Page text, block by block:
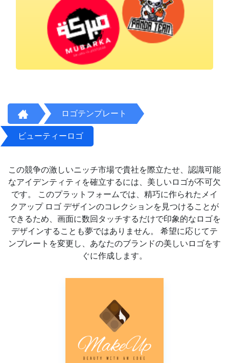
ロゴテンプレート
ビューティーロゴ
この競争の激しいニッチ市場で貴社を際立たせ、認識可能
なアイデンティティを確立するには、美しいロゴが不可欠
です。 このプラットフォームでは、精巧に作られたメイ
クアップ ロゴ デザインのコレクションを見つけることが
できるため、画面に数回タッチするだけで印象的なロゴを
デザインすることも夢ではありません。 希望に応じてテ
ンプレートを変更し、あなたのブランドの美しいロゴをす
ぐに作成します。